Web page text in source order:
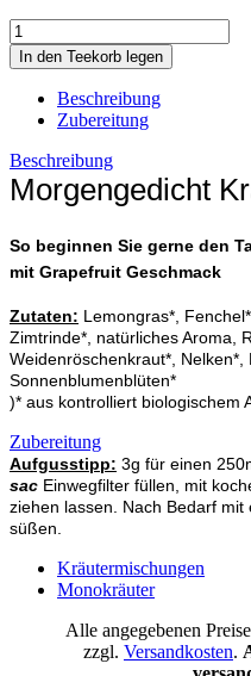
Beschreibung
Zubereitung
Beschreibung
Morgengedicht
So beginnen Sie gerne den
mit Grapefruit Geschmack
Zutaten: Lemongras*,
Zimtrinde*, natürliches Aroma,
Weidenröschenkraut*,
Sonnenblumenblüten*
)* aus kontrolliert biologischem
Zubereitung
Aufgusstipp: 3g für einen
sac Einwegfilter füllen, mit
ziehen lassen. Nach Bedarf
süßen.
Kräutermischungen
Monokräuter
Alle angegebenen Preise
zzgl. Versandkosten.